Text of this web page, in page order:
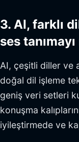
3. AI, farklı
ses
AI, çeşitli diller ve
doğal dil işleme
geniş veri setleri
konuşma
iyileştirmede ve